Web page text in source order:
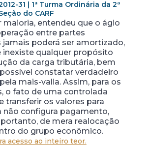
31 | 1ª Turma Ordinária da 2ª
do CARF
maioria, entendeu que o ágio
entre partes
jamais poderá ser amortizado,
inexiste qualquer propósito
da carga tributária, bem
constatar verdadeiro
mais-valia. Assim, para os
o fato de uma controlada
transferir os valores para
não configura pagamento,
de mera realocação
do grupo econômico.
acesso ao inteiro teor.